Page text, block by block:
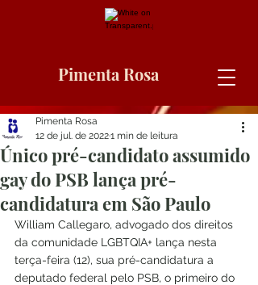
Pimenta Rosa
Único pré-candidato assumido
gay do PSB lança pré-
candidatura em São Paulo
Pimenta Rosa
12 de jul. de 20221 min de leitura
William Callegaro, advogado dos direitos
da comunidade LGBTQIA+ lança nesta
terça-feira (12), sua pré-candidatura a
deputado federal pelo PSB, o primeiro do